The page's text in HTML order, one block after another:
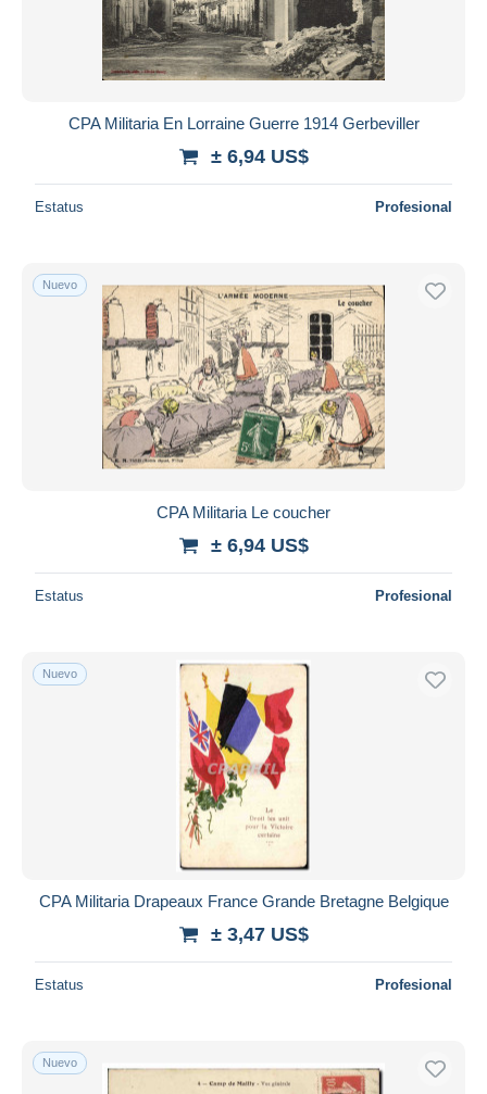
CPA Militaria En Lorraine Guerre 1914 Gerbeviller
± 6,94 US$
Estatus Profesional
Nuevo
CPA Militaria Le coucher
± 6,94 US$
Estatus Profesional
Nuevo
CPA Militaria Drapeaux France Grande Bretagne Belgique
± 3,47 US$
Estatus Profesional
Nuevo